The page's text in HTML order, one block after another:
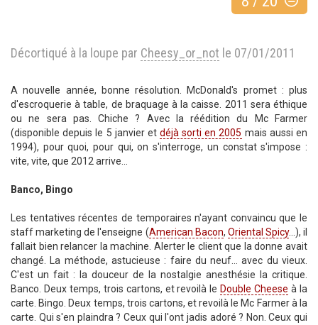
Décortiqué à la loupe par Cheesy_or_not le 07/01/2011
A nouvelle année, bonne résolution. McDonald's promet : plus
d'escroquerie à table, de braquage à la caisse. 2011 sera éthique
ou ne sera pas. Chiche ? Avec la réédition du Mc Farmer
(disponible depuis le 5 janvier et déjà sorti en 2005 mais aussi en
1994), pour quoi, pour qui, on s'interroge, un constat s'impose :
vite, vite, que 2012 arrive...
Banco, Bingo
Les tentatives récentes de temporaires n'ayant convaincu que le
staff marketing de l'enseigne (American Bacon, Oriental Spicy...), il
fallait bien relancer la machine. Alerter le client que la donne avait
changé. La méthode, astucieuse : faire du neuf... avec du vieux.
C'est un fait : la douceur de la nostalgie anesthésie la critique.
Banco. Deux temps, trois cartons, et revoilà le Double Cheese à la
carte. Bingo. Deux temps, trois cartons, et revoilà le Mc Farmer à la
carte. Qui s'en plaindra ? Ceux qui l'ont jadis adoré ? Non. Ceux qui